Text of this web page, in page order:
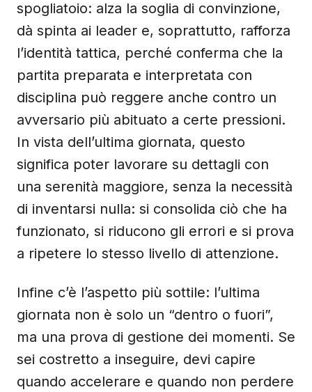
spogliatoio: alza la soglia di convinzione,
dà spinta ai leader e, soprattutto, rafforza
l’identità tattica, perché conferma che la
partita preparata e interpretata con
disciplina può reggere anche contro un
avversario più abituato a certe pressioni.
In vista dell’ultima giornata, questo
significa poter lavorare su dettagli con
una serenità maggiore, senza la necessità
di inventarsi nulla: si consolida ciò che ha
funzionato, si riducono gli errori e si prova
a ripetere lo stesso livello di attenzione.
Infine c’è l’aspetto più sottile: l’ultima
giornata non è solo un “dentro o fuori”,
ma una prova di gestione dei momenti. Se
sei costretto a inseguire, devi capire
quando accelerare e quando non perdere